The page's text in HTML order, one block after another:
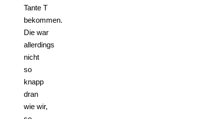
Tante T
bekommen.
Die war
allerdings
nicht
so
knapp
dran
wie wir,